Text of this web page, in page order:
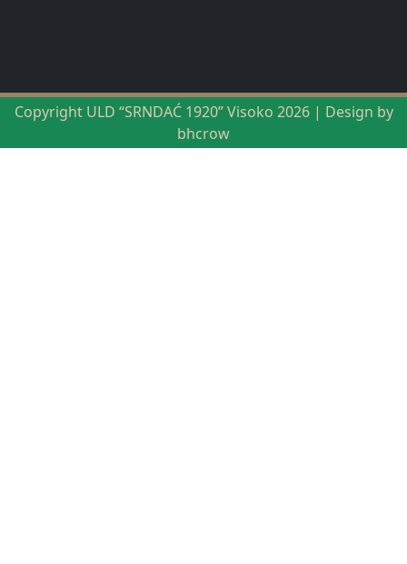
Copyright ULD “SRNDAĆ 1920” Visoko 2026 | Design by
bhcrow